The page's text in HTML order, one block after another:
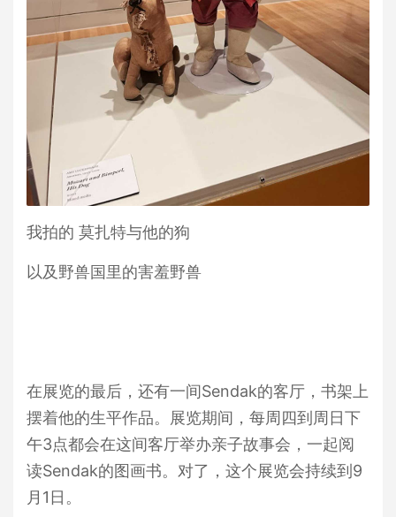
我拍的 莫扎特与他的狗
以及野兽国里的害羞野兽
在展览的最后，还有一间Sendak的客厅，书架上
摆着他的生平作品。展览期间，每周四到周日下
午3点都会在这间客厅举办亲子故事会，一起阅
读Sendak的图画书。对了，这个展览会持续到9
月1日。